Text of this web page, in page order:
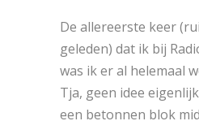
De allereerste keer
geleden) dat ik bij
was ik er al helemaal
Tja, geen idee
een betonnen blok